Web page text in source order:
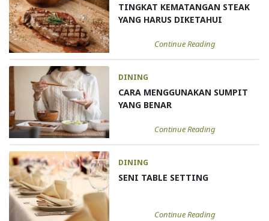
TINGKAT KEMATANGAN STEAK
YANG HARUS DIKETAHUI
Continue Reading
DINING
CARA MENGGUNAKAN SUMPIT
YANG BENAR
Continue Reading
DINING
SENI TABLE SETTING
Continue Reading